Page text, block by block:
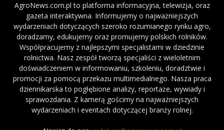
AgroNews.com.pl to platforma informacyjna, telewizja, oraz
gazeta interaktywna. Informujemy o najważniejszych
wydarzeniach dotyczących szeroko rozumianego rynku agro,
doradzamy, edukujemy oraz promujemy polskich rolników.
Współpracujemy z najlepszymi specjalistami w dziedzinie
rolnictwa. Nasz zespół tworzą specjaliści z wieloletnim
doświadczeniem w informowaniu, szkoleniu, doradztwie i
promocji za pomocą przekazu multimedialnego. Nasza praca
dziennikarska to pogłębione analizy, reportaże, wywiady i
sprawozdania. Z kamerą gościmy na najważniejszych
wydarzeniach i eventach dotyczącej branży rolnej.